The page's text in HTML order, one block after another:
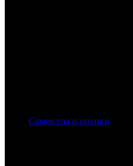
Самокаты и ролики